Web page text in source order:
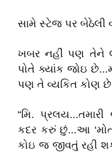
સામે સ્ટેજ પર બેઠેલી
ખબર નહીં પણ તેને
પોતે ક્યાંક જોઇ
પણ તે વ્યકિત કોણ
“મિ.
કદર કરું છું...આ
કોઇ જ જીવતું રહી